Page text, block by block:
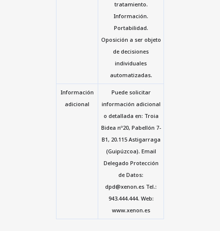
tratamiento.
Información.
Portabilidad.
Oposición a ser objeto
de decisiones
individuales
automatizadas.
Información
adicional
Puede solicitar
información adicional
o detallada en: Troia
Bidea nº20, Pabellón 7-
B1, 20.115 Astigarraga
(Guipúzcoa). Email
Delegado Protección
de Datos:
dpd@xenon.es Tel.:
943.444.444. Web:
www.xenon.es